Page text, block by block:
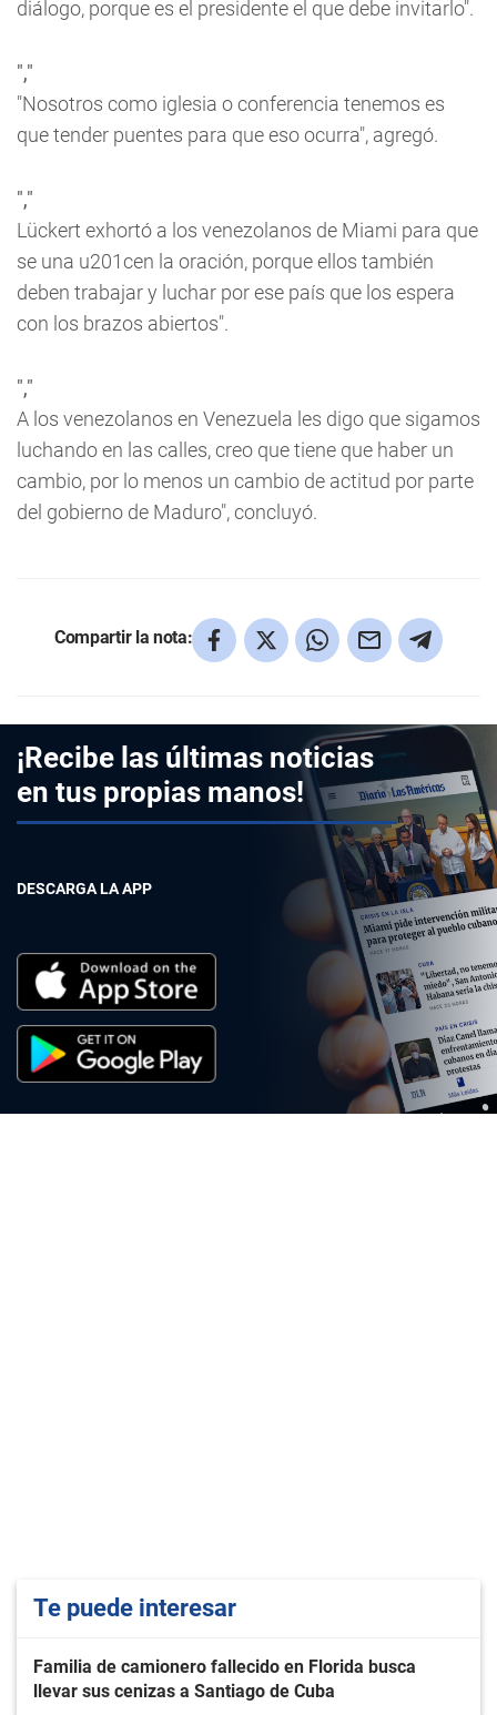
diálogo, porque es el presidente el que debe invitarlo".
","
"Nosotros como iglesia o conferencia tenemos es
que tender puentes para que eso ocurra", agregó.
","
Lückert exhortó a los venezolanos de Miami para que
se una u201cen la oración, porque ellos también
deben trabajar y luchar por ese país que los espera
con los brazos abiertos".
","
A los venezolanos en Venezuela les digo que sigamos
luchando en las calles, creo que tiene que haber un
cambio, por lo menos un cambio de actitud por parte
del gobierno de Maduro", concluyó.
Compartir la nota:
¡Recibe las últimas noticias
en tus propias manos!
DESCARGA LA APP
Te puede interesar
Familia de camionero fallecido en Florida busca
llevar sus cenizas a Santiago de Cuba